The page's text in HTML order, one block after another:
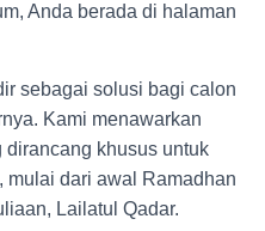
Anda berada di halaman
sebagai solusi bagi calon
Kami menawarkan
dirancang khusus untuk
mulai dari awal Ramadhan
Lailatul Qadar.